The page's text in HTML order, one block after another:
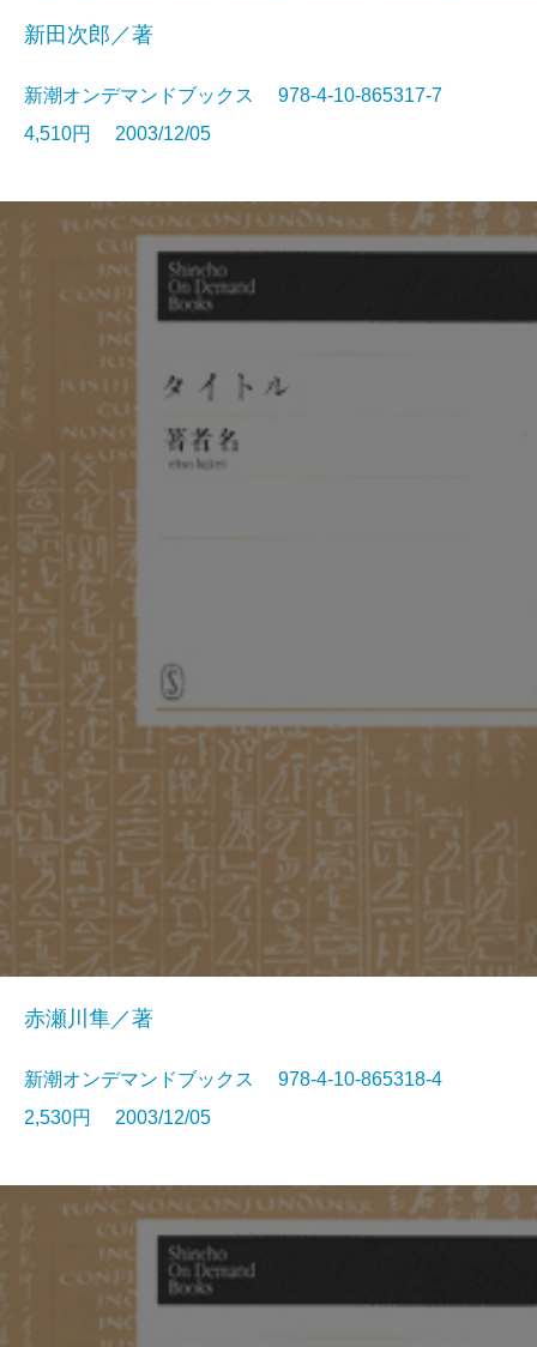
新田次郎／著
新潮オンデマンドブックス 978-4-10-865317-7
4,510円 2003/12/05
赤瀬川隼／著
新潮オンデマンドブックス 978-4-10-865318-4
2,530円 2003/12/05